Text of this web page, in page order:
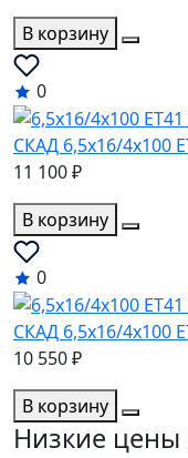
В корзину
0
СКАД 6,5x16/4x100
11 100 ₽
В корзину
0
СКАД 6,5x16/4x100
10 550 ₽
В корзину
Низкие цены